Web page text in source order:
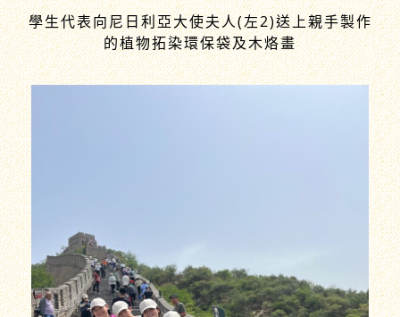
學生代表向尼日利亞大使夫人(左2)送上親手製作
的植物拓染環保袋及木烙畫